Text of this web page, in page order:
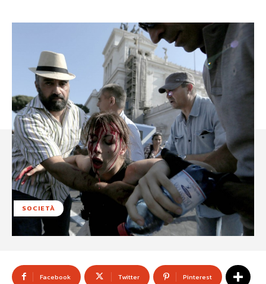
SOCIETÀ
Facebook Twitter Pinterest